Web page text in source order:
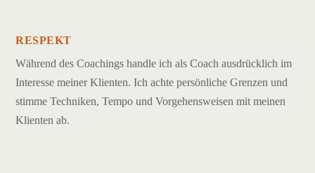
RESPEKT
Während des Coachings handle ich als Coach ausdrücklich im
Interesse meiner Klienten. Ich achte persönliche Grenzen und
stimme Techniken, Tempo und Vorgehensweisen mit meinen
Klienten ab.